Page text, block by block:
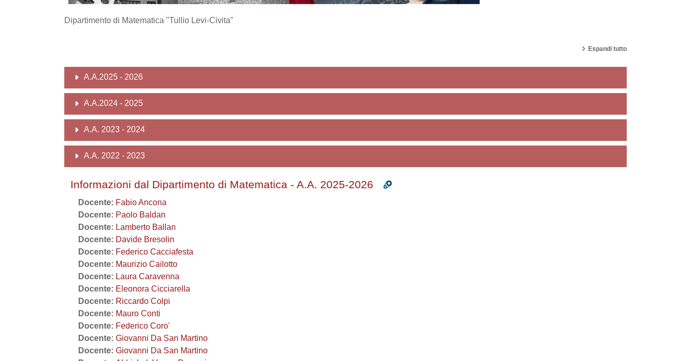
Dipartimento di Matematica "Tullio Levi-Civita"
Espandi tutto
A.A.2025 - 2026
A.A.2024 - 2025
A.A. 2023 - 2024
A.A. 2022 - 2023
Informazioni dal Dipartimento di Matematica - A.A. 2025-2026
Docente: Fabio Ancona
Docente: Paolo Baldan
Docente: Lamberto Ballan
Docente: Davide Bresolin
Docente: Federico Cacciafesta
Docente: Maurizio Cailotto
Docente: Laura Caravenna
Docente: Eleonora Cicciarella
Docente: Riccardo Colpi
Docente: Mauro Conti
Docente: Federico Coro'
Docente: Giovanni Da San Martino
Docente: Giovanni Da San Martino